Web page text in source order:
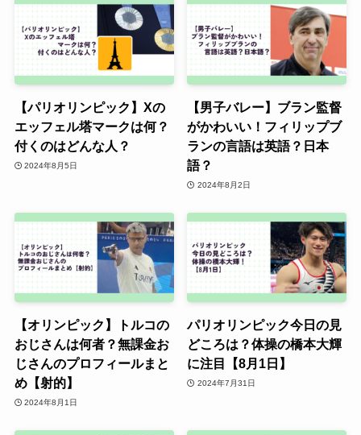
【パリオリンピック】Xの
エッフェル塔マークは何？
付くのはどんな人？
2024年8月5日
【男子バレー】ブラン監督
がかわいい！フィリップブ
ランの言語は英語？日本
語？
2024年8月2日
【オリンピック】トルコの
おじさんは何者？無課金お
じさんのプロフィールまと
め【射的】
2024年8月1日
パリオリンピック今日の見
どころは？体操の橋本大輝
に注目【8月1日】
2024年7月31日